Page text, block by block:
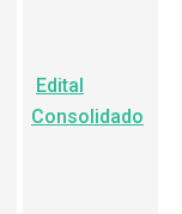
Edital
Consolidado